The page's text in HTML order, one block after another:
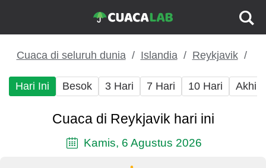
Cuaca di seluruh dunia Islandia Reykjavik
Hari Ini Besok 3 Hari 7 Hari 10 Hari Akhir
Cuaca di Reykjavik hari ini
Kamis, 6 Agustus 2026